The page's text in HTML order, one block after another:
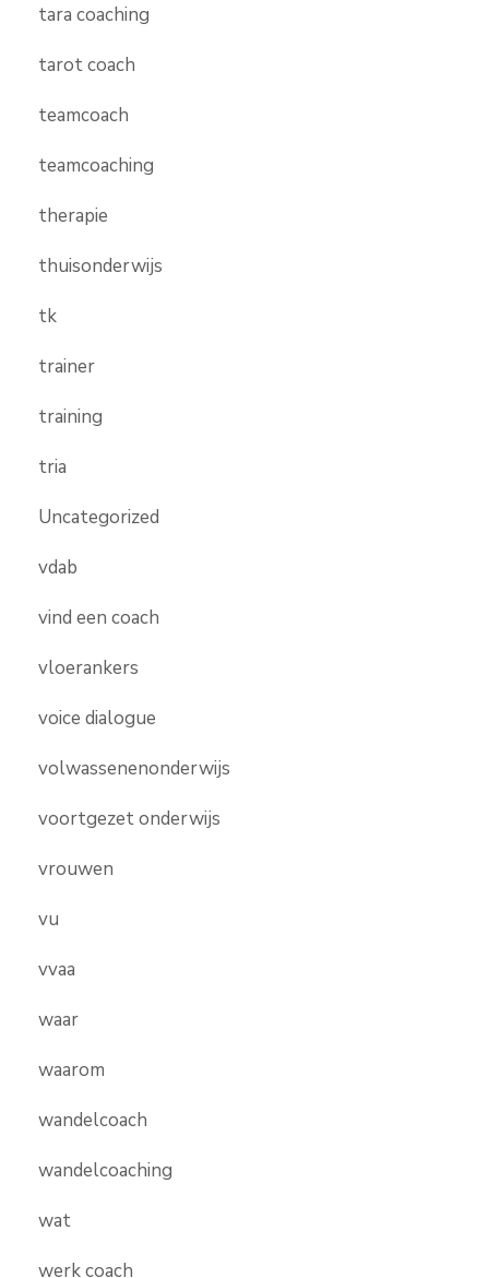
tara coaching
tarot coach
teamcoach
teamcoaching
therapie
thuisonderwijs
tk
trainer
training
tria
Uncategorized
vdab
vind een coach
vloerankers
voice dialogue
volwassenenonderwijs
voortgezet onderwijs
vrouwen
vu
vvaa
waar
waarom
wandelcoach
wandelcoaching
wat
werk coach